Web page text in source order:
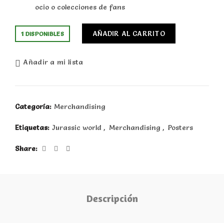
ocio o colecciones de fans
1 DISPONIBLES AÑADIR AL CARRITO
Añadir a mi lista
Categoría: Merchandising
Etiquetas: Jurassic world , Merchandising , Posters
Share
Descripción